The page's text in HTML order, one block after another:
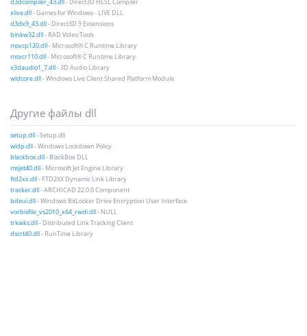
d3dcompiler_43.dll- Direct3D HLSL Compiler
xlive.dll- Games for Windows - LIVE DLL
d3dx9_43.dll- Direct3D 9 Extensions
binkw32.dll- RAD Video Tools
msvcp120.dll- Microsoft® C Runtime Library
msvcr110.dll- Microsoft® C Runtime Library
x3daudio1_7.dll- 3D Audio Library
wldcore.dll- Windows Live Client Shared Platform Module
Другие файлы dll
setup.dll- Setup.dll
wldp.dll- Windows Lockdown Policy
blackbox.dll- BlackBox DLL
msjet40.dll- Microsoft Jet Engine Library
ftd2xx.dll- FTD2XX Dynamic Link Library
tracker.dll- ARCHICAD 22.0.0 Component
bdeui.dll- Windows BitLocker Drive Encryption User Interface
vorbisfile_vs2010_x64_rwdi.dll- NULL
trkwks.dll- Distributed Link Tracking Client
dscrt40.dll- RunTime Library